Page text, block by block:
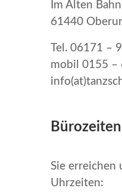
Im Alten
61440
Tel. 06171 –
mobil 0155 –
Bürozeiten
Sie erreichen
Uhrzeiten: